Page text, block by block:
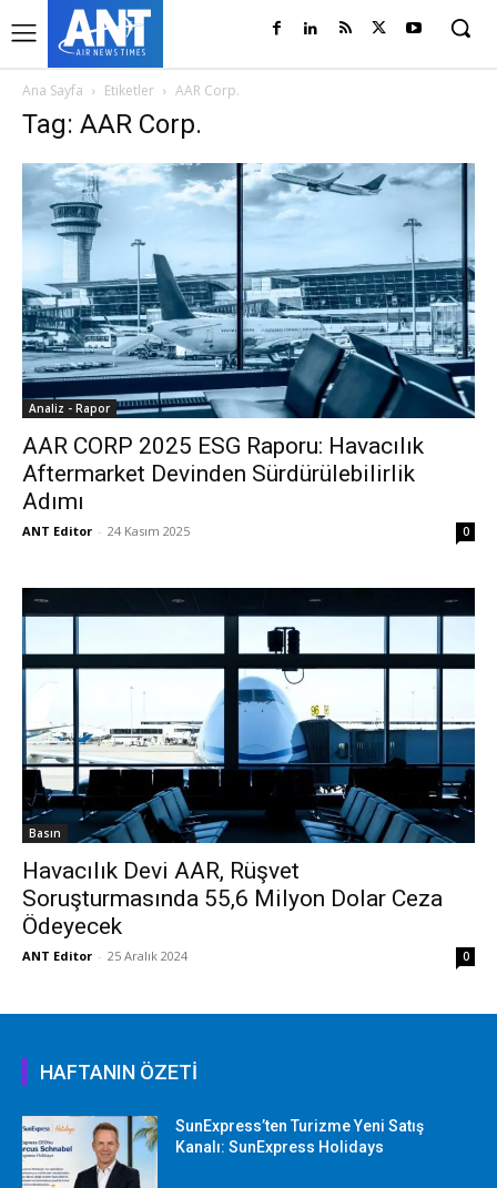
Ana Sayfa Etiketler AAR Corp.
Tag: AAR Corp.
Analiz - Rapor
AAR CORP 2025 ESG Raporu: Havacılık
Aftermarket Devinden Sürdürülebilirlik
Adımı
ANT Editor - 24 Kasım 2025 0
Basın
Havacılık Devi AAR, Rüşvet
Soruşturmasında 55,6 Milyon Dolar Ceza
Ödeyecek
ANT Editor - 25 Aralık 2024 0
HAFTANIN ÖZETİ
SunExpress’ten Turizme Yeni Satış
Kanalı: SunExpress Holidays